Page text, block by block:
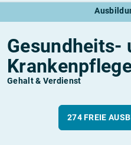
Gesundheits-
Gehalt & Verdienst
274 FREIE